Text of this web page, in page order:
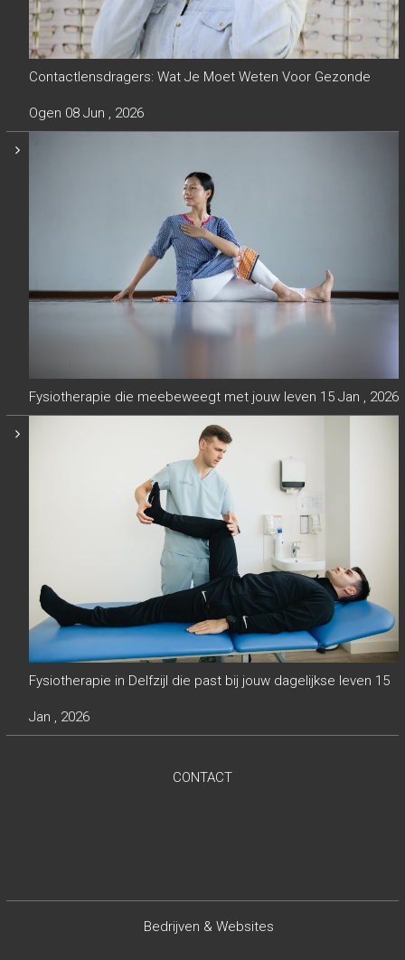
Contactlensdragers: Wat Je Moet Weten Voor Gezonde
Ogen 08 Jun , 2026
Fysiotherapie die meebeweegt met jouw leven 15 Jan , 2026
Fysiotherapie in Delfzijl die past bij jouw dagelijkse leven 15
Jan , 2026
CONTACT
Bedrijven & Websites